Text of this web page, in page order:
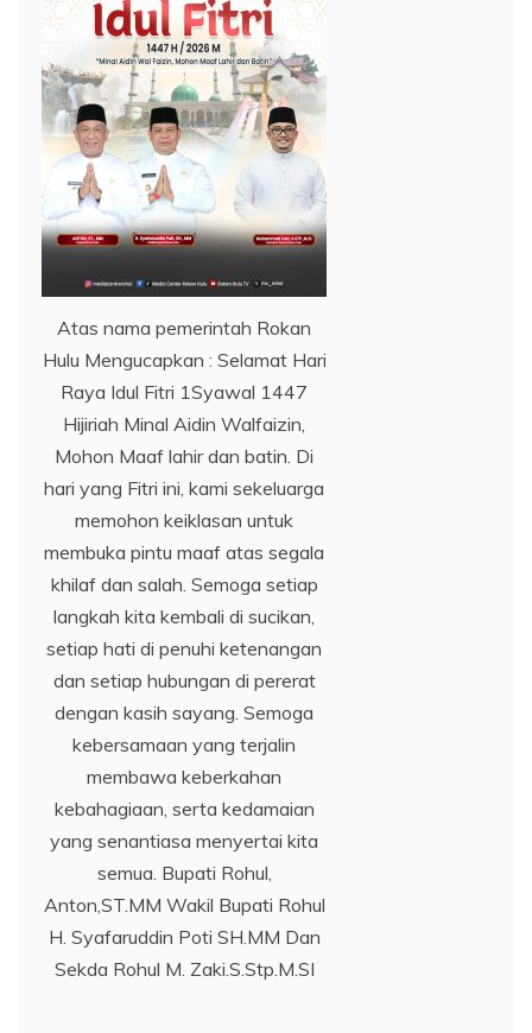
Atas nama pemerintah Rokan
Hulu Mengucapkan : Selamat Hari
Raya Idul Fitri 1Syawal 1447
Hijiriah Minal Aidin Walfaizin,
Mohon Maaf lahir dan batin. Di
hari yang Fitri ini, kami sekeluarga
memohon keiklasan untuk
membuka pintu maaf atas segala
khilaf dan salah. Semoga setiap
langkah kita kembali di sucikan,
setiap hati di penuhi ketenangan
dan setiap hubungan di pererat
dengan kasih sayang. Semoga
kebersamaan yang terjalin
membawa keberkahan
kebahagiaan, serta kedamaian
yang senantiasa menyertai kita
semua. Bupati Rohul,
Anton,ST.MM Wakil Bupati Rohul
H. Syafaruddin Poti SH.MM Dan
Sekda Rohul M. Zaki.S.Stp.M.SI